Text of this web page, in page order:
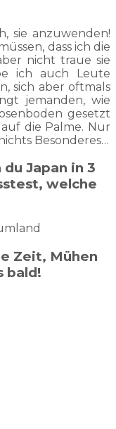
sie anzuwenden!
dass ich die
nicht traue sie
ich auch Leute
sich aber oftmals
jemanden, wie
gesetzt
die Palme. Nur
Besonderes…
Japan in 3
welche
Zeit, Mühen
bald!